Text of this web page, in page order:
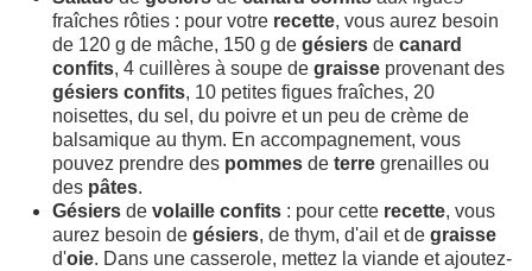
fraîches rôties : pour votre recette, vous aurez besoin
de 120 g de mâche, 150 g de gésiers de canard
confits, 4 cuillères à soupe de graisse provenant des
gésiers confits, 10 petites figues fraîches, 20
noisettes, du sel, du poivre et un peu de crème de
balsamique au thym. En accompagnement, vous
pouvez prendre des pommes de terre grenailles ou
des pâtes.
Gésiers de volaille confits : pour cette recette, vous
aurez besoin de gésiers, de thym, d'ail et de graisse
d'oie. Dans une casserole, mettez la viande et ajoutez-